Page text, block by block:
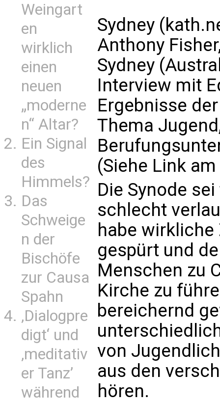
Weingart
en
wirklich
einen
neuen
„moderne
n“ Altar?
Ein Signal
des
Himmels?
Das
Schweige
n der
Bischöfe
zur Causa
Spahn
‚Dialogpre
digt‘ und
‚meditativ
er Tanz’
während
Sydney
Anthony
Sydney
Interview mit
Ergebnisse
Thema
(Siehe Link
Die Synode
schlecht
habe
gespürt und
Menschen zu
Kirche zu
bereichernd
von
aus den
hören.